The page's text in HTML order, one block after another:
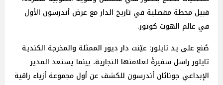
قبيل محطة مفصلية في تاريخ الدار مع عرض أندرسون الأول
في عالم الهوت كوتور.
صُنع على يد تايلور: عيّنت دار ديور الممثلة والمخرجة الكندية
تايلور راسل سفيرةً لعلامتها التجارية، بينما يستعد المدير
الإبداعي جوناثان أندرسون للكشف عن أول مجموعة أزياء راقية